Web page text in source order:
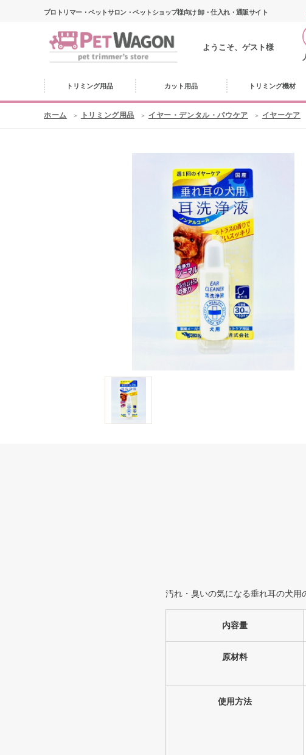
プロトリマー・ペットサロン・ペットショップ様向け 卸・仕入れ・通販サイト
ようこそ、ゲスト様
トリミング用品 カット用品 トリミング機材
ホーム トリミング用品 イヤー・デンタル・パウケア イヤーケア
汚れ・臭いの気になる垂れ耳の犬用
内容量
原材料
使用方法